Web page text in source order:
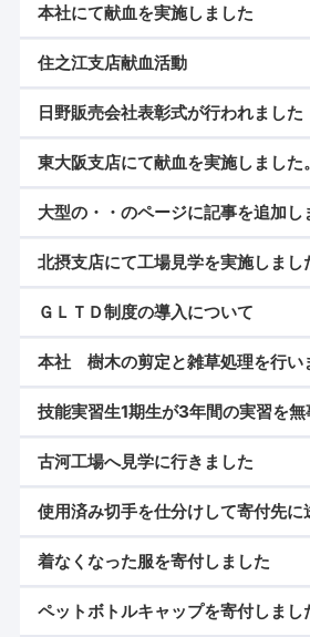
本社にて献血を実施しました
住之江支店献血活動
日野販売会社表彰式が行われました
東大阪支店にて献血を実施しました。
大型の・・のページに記事を追加し
北摂支店にて工場見学を実施しまし
ＧＬＴＤ制度の導入について
本社 樹木の剪定と雑草処理を行い
技能実習生1期生が3年間の実習を
古河工場へ見学に行きました
使用済み切手を仕分けして寄付先に
着なくなった服を寄付しました
ペットボトルキャップを寄付しまし